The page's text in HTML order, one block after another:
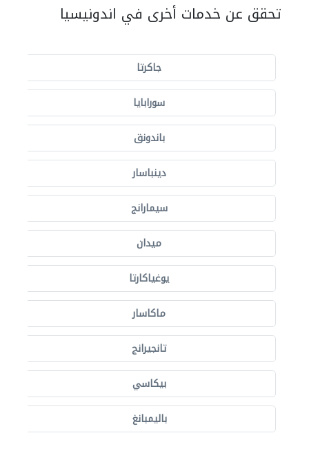
تحقق عن خدمات أخرى في اندونيسيا
جاكرتا
سورابايا
باندونق
دينباسار
سيمارانج
ميدان
يوغياكارتا
ماكاسار
تانجيرانج
بيكاسي
باليمبانغ